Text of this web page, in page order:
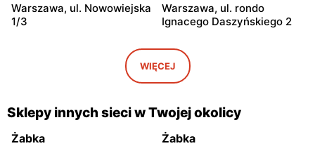
Warszawa, ul. Nowowiejska
1/3
Warszawa, ul. rondo
Ignacego Daszyńskiego 2
Rossmann
Warszawa, ul. Senatorska 2
Rossmann
Warszawa, ul. Prosta 68
Rossmann
Warszawa, ul. Mokotowska
1
WIĘCEJ
Sklepy innych sieci w Twojej okolicy
Żabka Żabka